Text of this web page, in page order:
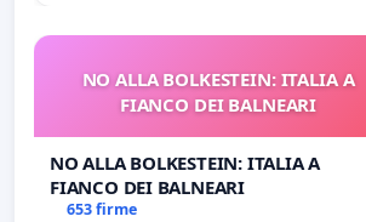
NO ALLA BOLKESTEIN: ITALIA A
FIANCO DEI BALNEARI
NO ALLA BOLKESTEIN: ITALIA A
FIANCO DEI BALNEARI
653 firme